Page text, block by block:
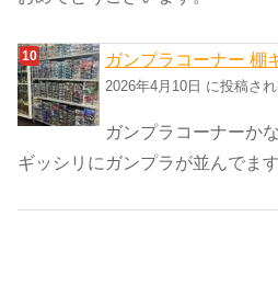
ガンプラコーナー 棚
2026年4月10日 に投稿さ
ガンプラコーナーか
ギッシリにガンプラが並んでま